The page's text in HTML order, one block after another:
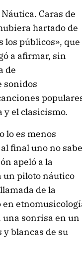
Caras de
hartado de
los públicos», que
a afirmar, sin
de
sonidos
y el clasicismo.
lo es menos
final uno no sabe
apeló a la
un piloto náutico
de la
una sonrisa en un
blancas de su